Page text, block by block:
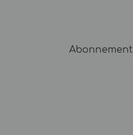
Abonnement